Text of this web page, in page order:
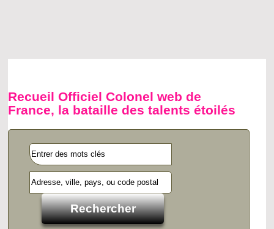
Recueil Officiel Colonel web de
France, la bataille des talents étoilés